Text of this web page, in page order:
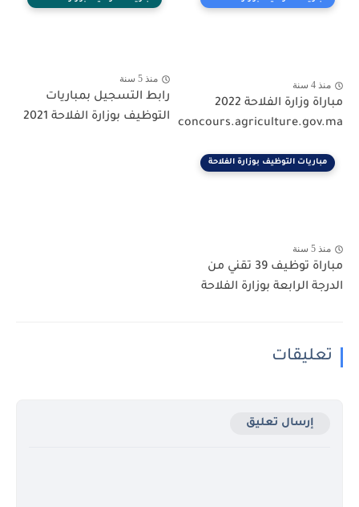
منذ 4 سنة
مباراة وزارة الفلاحة 2022
concours.agriculture.gov.ma
منذ 5 سنة
رابط التسجيل بمباريات
التوظيف بوزارة الفلاحة 2021
مباريات التوظيف بوزارة الفلاحة
منذ 5 سنة
مباراة توظيف 39 تقني من
الدرجة الرابعة بوزارة الفلاحة
تعليقات
إرسال تعليق